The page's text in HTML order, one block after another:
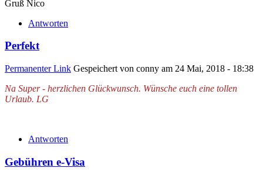
Gruß Nico
Antworten
Perfekt
Permanenter Link Gespeichert von conny am 24 Mai, 2018 - 18:38
Na Super - herzlichen Glückwunsch. Wünsche euch eine tollen
Urlaub. LG
Antworten
Gebühren e-Visa